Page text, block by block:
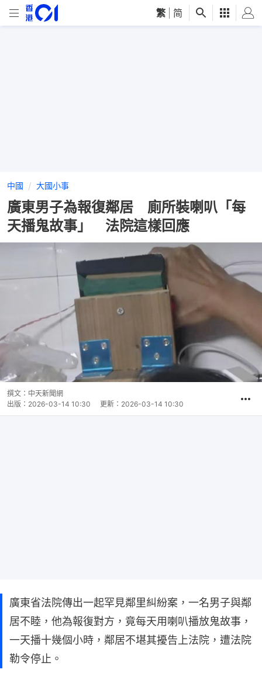
繁 简
中國 大國小事
廣東男子為報復鄰居 廁所裝喇叭「每
天播鬼故事」 法院這樣回應
撰文： 中天新聞網
出版： 2026-03-14 10:30 更新： 2026-03-14 10:30
廣東省法院傳出一起罕見鄰里糾紛案，一名男子與鄰
居不睦，他為報復對方，竟每天用喇叭播放鬼故事，
一天播十幾個小時，鄰居不堪其擾告上法院，遭法院
勒令停止。